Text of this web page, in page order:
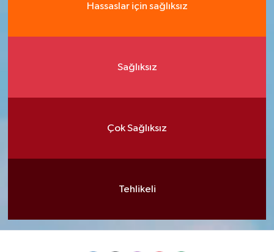
Hassaslar için sağlıksız
Sağlıksız
Çok Sağlıksız
Tehlikeli